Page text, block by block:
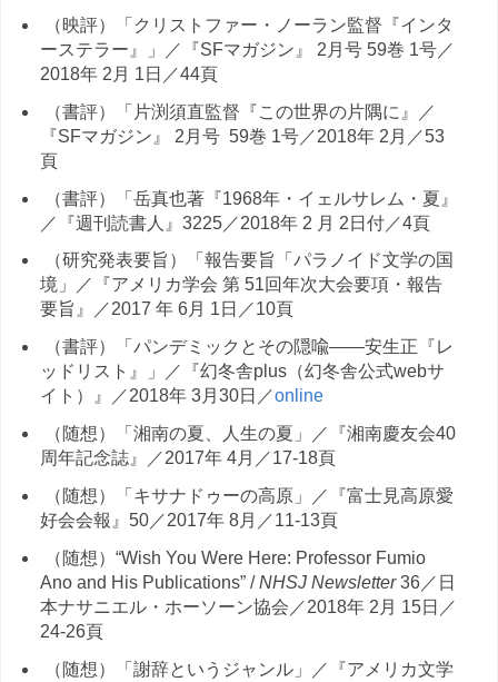
（映評）「クリストファー・ノーラン監督『インタ
ーステラー』」／『SFマガジン』 2月号 59巻 1号／
2018年 2月 1日／44頁
（書評）「片渕須直監督『この世界の片隅に』／
『SFマガジン』 2月号 59巻 1号／2018年 2月／53
頁
（書評）「岳真也著『1968年・イェルサレム・夏』
／『週刊読書人』3225／2018年 2 月 2日付／4頁
（研究発表要旨）「報告要旨「パラノイド文学の国
境」／『アメリカ学会 第 51回年次大会要項・報告
要旨』／2017 年 6月 1日／10頁
（書評）「パンデミックとその隠喩――安生正『レ
ッドリスト』」／『幻冬舎plus（幻冬舎公式webサ
イト）』／2018年 3月30日／online
（随想）「湘南の夏、人生の夏」／『湘南慶友会40
周年記念誌』／2017年 4月／17-18頁
（随想）「キサナドゥーの高原」／『富士見高原愛
好会会報』50／2017年 8月／11-13頁
（随想）“Wish You Were Here: Professor Fumio
Ano and His Publications” /NHSJ Newsletter36／日
本ナサニエル・ホーソーン協会／2018年 2月 15日／
24-26頁
（随想）「謝辞というジャンル」／『アメリカ文学